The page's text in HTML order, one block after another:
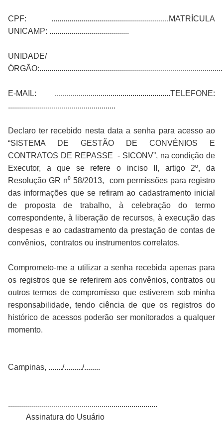
CPF: ...........................................................MATRÍCULA
UNICAMP: ........................................
UNIDADE/
E-MAIL: ..........................................................TELEFONE:
......................................................
Declaro ter recebido nesta data a senha para acesso ao
“SISTEMA DE GESTÃO DE CONVÊNIOS E
CONTRATOS DE REPASSE - SICONV”, na condição de
Executor, a que se refere o inciso II, artigo 2º, da
Resolução GR n⁰ 58/2013, com permissões para registro
das informações que se refiram ao cadastramento inicial
de proposta de trabalho, à celebração do termo
correspondente, à liberação de recursos, à execução das
despesas e ao cadastramento da prestação de contas de
convênios, contratos ou instrumentos correlatos.
Comprometo-me a utilizar a senha recebida apenas para
os registros que se referirem aos convênios, contratos ou
outros termos de compromisso que estiverem sob minha
responsabilidade, tendo ciência de que os registros do
histórico de acessos poderão ser monitorados a qualquer
momento.
Campinas, ......./........./........
...........................................................................
Assinatura do Usuário